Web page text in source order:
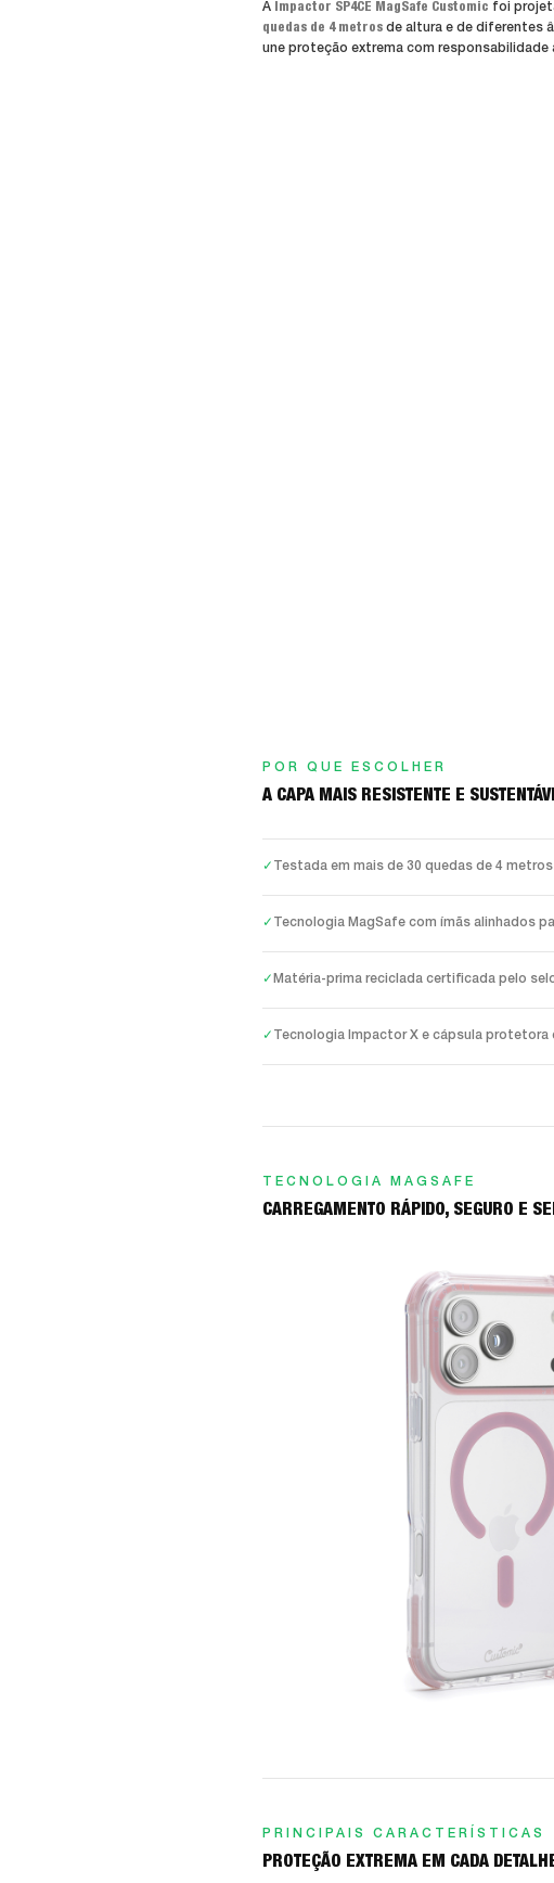
A Impactor SP4CE MagSafe Customic foi
quedas de 4 metros de altura e de diferentes
une proteção extrema com
POR QUE ESCOLHER
A CAPA MAIS RESISTENTE E
✓ Testada em mais de 30 quedas de 4
✓ Tecnologia MagSafe com ímãs alinhados
✓ Matéria-prima reciclada certificada pelo
✓ Tecnologia Impactor X e cápsula protetora
TECNOLOGIA MAGSAFE
CARREGAMENTO RÁPIDO, SEGURO E
PRINCIPAIS CARACTERÍSTICAS
PROTEÇÃO EXTREMA EM CADA